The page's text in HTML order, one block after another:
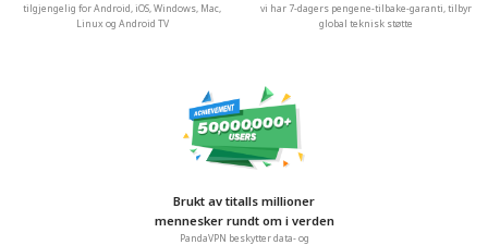
tilgjengelig for Android, iOS, Windows, Mac,
Linux og Android TV
vi har 7-dagers pengene-tilbake-garanti, tilbyr
global teknisk støtte
Brukt av titalls millioner
mennesker rundt om i verden
PandaVPN beskytter data- og